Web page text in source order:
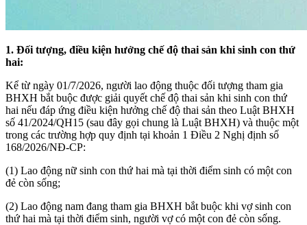
1. Đối tượng, điều kiện hưởng chế độ thai sản khi sinh con thứ
hai:
Kể từ ngày 01/7/2026, người lao động thuộc đối tượng tham gia
BHXH bắt buộc được giải quyết chế độ thai sản khi sinh con thứ
hai nếu đáp ứng điều kiện hưởng chế độ thai sản theo Luật BHXH
số 41/2024/QH15 (sau đây gọi chung là Luật BHXH) và thuộc một
trong các trường hợp quy định tại khoản 1 Điều 2 Nghị định số
168/2026/NĐ-CP:
(1) Lao động nữ sinh con thứ hai mà tại thời điểm sinh có một con
đẻ còn sống;
(2) Lao động nam đang tham gia BHXH bắt buộc khi vợ sinh con
thứ hai mà tại thời điểm sinh, người vợ có một con đẻ còn sống.